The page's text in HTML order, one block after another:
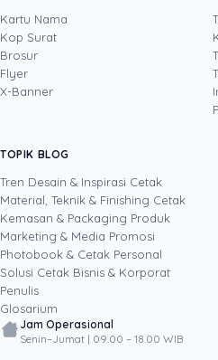
tahun di bidang
strategy, dan growth
bahasa visual Uprint
merancang
brosur, serta materi
sekadar enak
menjadikan desain
brand, bukan sekadar
Popular
Kartu Nama
Kop Surat
Brosur
Flyer
X-Banner
TOPIK BLOG
Tren Desain & Inspirasi Cetak
Material, Teknik & Finishing Cetak
Kemasan & Packaging Produk
Marketing & Media Promosi
Photobook & Cetak Personal
Solusi Cetak Bisnis & Korporat
Penulis
Glosarium
Jam Operasional
Senin–Jumat | 09.00 – 18.00 WIB